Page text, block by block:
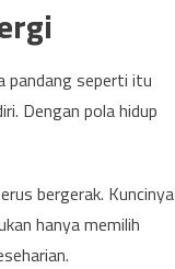
pandang seperti itu
Dengan pola hidup
bergerak. Kuncinya
hanya memilih